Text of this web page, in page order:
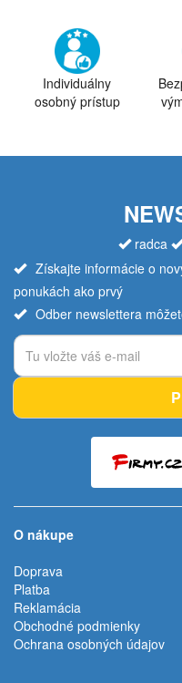
Individuálny
osobný prístup
radca
Získajte informácie o
ponukách ako prvý
Odber newslettera
O nákupe
Doprava
Platba
Reklamácia
Obchodné podmienky
Ochrana osobných údajov